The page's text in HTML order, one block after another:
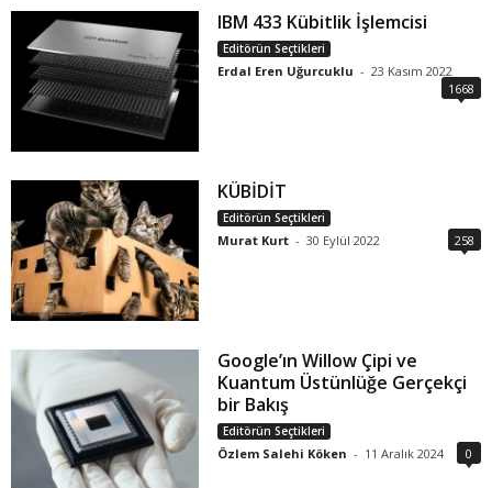
IBM 433 Kübitlik İşlemcisi
Editörün Seçtikleri
Erdal Eren Uğurcuklu - 23 Kasım 2022
1668
KÜBİDİT
Editörün Seçtikleri
Murat Kurt - 30 Eylül 2022 258
Google’ın Willow Çipi ve
Kuantum Üstünlüğe Gerçekçi
bir Bakış
Editörün Seçtikleri
Özlem Salehi Köken - 11 Aralık 2024 0